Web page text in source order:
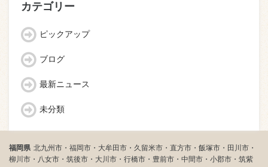
カテゴリー
ピックアップ
ブログ
最新ニュース
未分類
福岡県 北九州市・福岡市・大牟田市・久留米市・直方市・飯塚市・田川市・
柳川市・八女市・筑後市・大川市・行橋市・豊前市・中間市・小郡市・筑紫